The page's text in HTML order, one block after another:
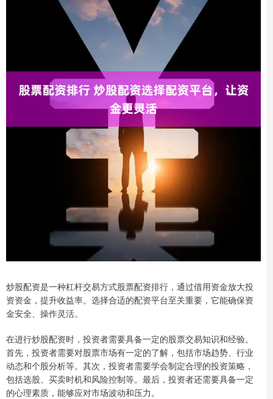
炒股配资是一种杠杆交易方式股票配资排行，通过借用资金放大投
资资金，提升收益率。选择合适的配资平台至关重要，它能确保资
金安全、操作灵活。
在进行炒股配资时，投资者需要具备一定的股票交易知识和经验。
首先，投资者需要对股票市场有一定的了解，包括市场趋势、行业
动态和个股分析等。其次，投资者需要学会制定合理的投资策略，
包括选股、买卖时机和风险控制等。最后，投资者还需要具备一定
的心理素质，能够应对市场波动和压力。